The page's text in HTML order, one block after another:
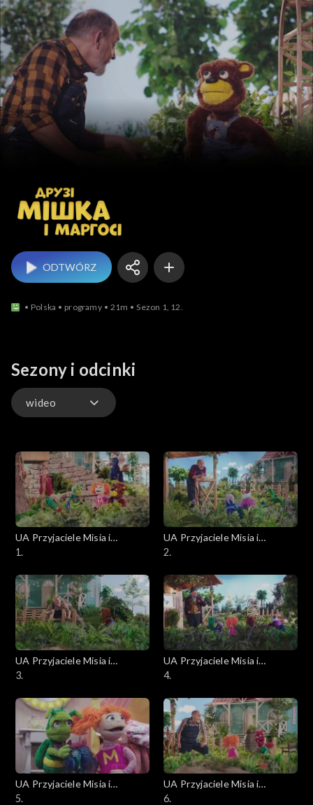
UA Przyjaciele
ODTWÓRZ
Polska programy 21m Sezon 1, 12.
Sezony i odcinki
wideo
UA Przyjaciele Misia i
Margolci
1.
UA Przyjaciele Misia i
Margolci
2.
UA Przyjaciele Misia i
Margolci
3.
UA Przyjaciele Misia i
Margolci
4.
UA Przyjaciele Misia i
Margolci
5.
UA Przyjaciele Misia i
Margolci
6.